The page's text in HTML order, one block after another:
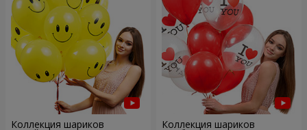
Коллекция шариков Коллекция шариков